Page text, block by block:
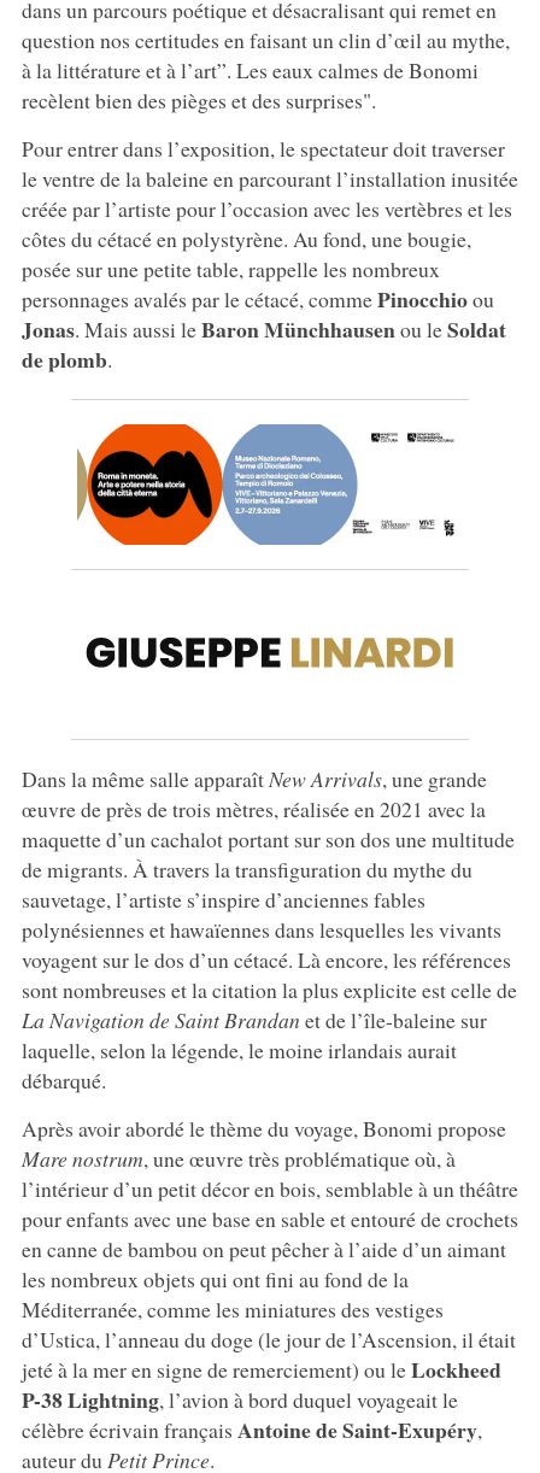
dans un parcours poétique et désacralisant qui remet en
question nos certitudes en faisant un clin d’œil au mythe,
à la littérature et à l’art”. Les eaux calmes de Bonomi
recèlent bien des pièges et des surprises".
Pour entrer dans l’exposition, le spectateur doit traverser
le ventre de la baleine en parcourant l’installation inusitée
créée par l’artiste pour l’occasion avec les vertèbres et les
côtes du cétacé en polystyrène. Au fond, une bougie,
posée sur une petite table, rappelle les nombreux
personnages avalés par le cétacé, commePinocchioou
Jonas. Mais aussi leBaron Münchhausenou leSoldat
de plomb.
Dans la même salle apparaît New Arrivals, une grande
œuvre de près de trois mètres, réalisée en 2021 avec la
maquette d’un cachalot portant sur son dos une multitude
de migrants. À travers la transfiguration du mythe du
sauvetage, l’artiste s’inspire d’anciennes fables
polynésiennes et hawaïennes dans lesquelles les vivants
voyagent sur le dos d’un cétacé. Là encore, les références
sont nombreuses et la citation la plus explicite est celle de
La Navigation de Saint Brandan et de l’île-baleine sur
laquelle, selon la légende, le moine irlandais aurait
débarqué.
Après avoir abordé le thème du voyage, Bonomi propose
Mare nostrum, une œuvre très problématique où, à
l’intérieur d’un petit décor en bois, semblable à un théâtre
pour enfants avec une base en sable et entouré de crochets
en canne de bambou on peut pêcher à l’aide d’un aimant
les nombreux objets qui ont fini au fond de la
Méditerranée, comme les miniatures des vestiges
d’Ustica, l’anneau du doge (le jour de l’Ascension, il était
jeté à la mer en signe de remerciement) ou leLockheed
P-38 Lightning, l’avion à bord duquel voyageait le
célèbre écrivain français Antoine de Saint-Exupéry,
auteur du Petit Prince.